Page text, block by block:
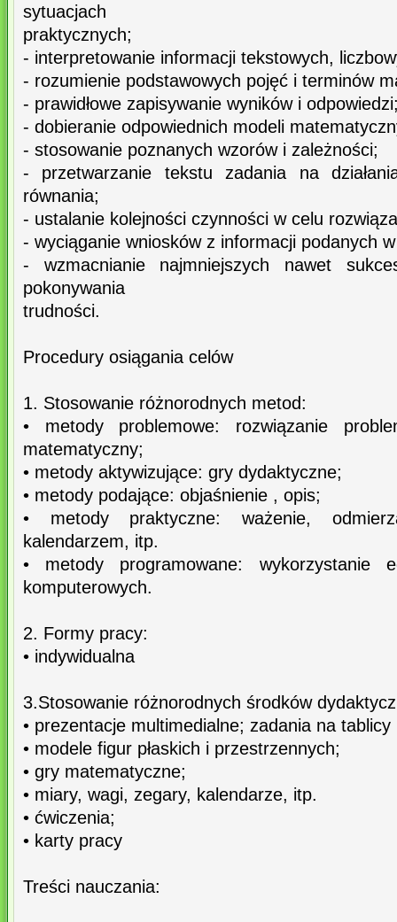
sytuacjach
praktycznych;
- interpretowanie informacji tekstowych,
- rozumienie podstawowych pojęć i terminów
- prawidłowe zapisywanie wyników i
- dobieranie odpowiednich modeli
- stosowanie poznanych wzorów i zależności;
- przetwarzanie tekstu zadania na
równania;
- ustalanie kolejności czynności w celu
- wyciąganie wniosków z informacji podanych
- wzmacnianie najmniejszych nawet
pokonywania
trudności.
Procedury osiągania celów
1. Stosowanie różnorodnych metod:
• metody problemowe: rozwiązanie
matematyczny;
• metody aktywizujące: gry dydaktyczne;
• metody podające: objaśnienie , opis;
• metody praktyczne: ważenie,
kalendarzem, itp.
• metody programowane: wykorzystanie
komputerowych.
2. Formy pracy:
• indywidualna
3.Stosowanie różnorodnych środków
• prezentacje multimedialne; zadania na
• modele figur płaskich i przestrzennych;
• gry matematyczne;
• miary, wagi, zegary, kalendarze, itp.
• ćwiczenia;
• karty pracy
Treści nauczania: